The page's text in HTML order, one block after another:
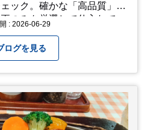
ック。確かな「高品質」と
のみを厳選して仕入れてい
: 2026-06-29
ログを見る